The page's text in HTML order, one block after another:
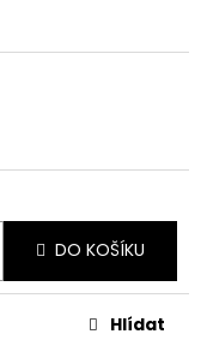
DO KOŠÍKU
Hlídat